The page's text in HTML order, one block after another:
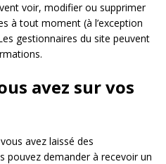
voir, modifier ou supprimer
à tout moment (à l’exception
gestionnaires du site peuvent
avez sur vos
avez laissé des
pouvez demander à recevoir un